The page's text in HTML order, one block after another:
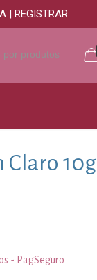
| REGISTRAR
Claro 10g
- PagSeguro